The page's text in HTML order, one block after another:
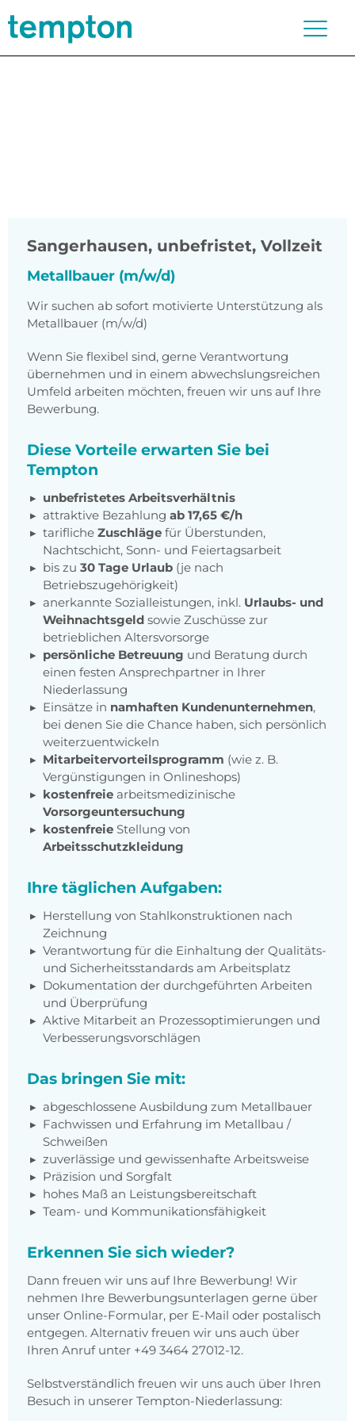
Sangerhausen, unbefristet, Vollzeit
Metallbauer (m/w/d)
Wir suchen ab sofort motivierte Unterstützung als
Metallbauer (m/w/d)
Wenn Sie flexibel sind, gerne Verantwortung
übernehmen und in einem abwechslungsreichen
Umfeld arbeiten möchten, freuen wir uns auf Ihre
Bewerbung.
Diese Vorteile erwarten Sie bei
Tempton
unbefristetes Arbeitsverhältnis
attraktive Bezahlung ab 17,65 €/h
tarifliche Zuschläge für Überstunden,
Nachtschicht, Sonn- und Feiertagsarbeit
bis zu 30 Tage Urlaub (je nach
Betriebszugehörigkeit)
anerkannte Sozialleistungen, inkl. Urlaubs- und
Weihnachtsgeld sowie Zuschüsse zur
betrieblichen Altersvorsorge
persönliche Betreuung und Beratung durch
einen festen Ansprechpartner in Ihrer
Niederlassung
Einsätze in namhaften Kundenunternehmen,
bei denen Sie die Chance haben, sich persönlich
weiterzuentwickeln
Mitarbeitervorteilsprogramm (wie z. B.
Vergünstigungen in Onlineshops)
kostenfreie arbeitsmedizinische
Vorsorgeuntersuchung
kostenfreie Stellung von
Arbeitsschutzkleidung
Ihre täglichen Aufgaben:
Herstellung von Stahlkonstruktionen nach
Zeichnung
Verantwortung für die Einhaltung der Qualitäts-
und Sicherheitsstandards am Arbeitsplatz
Dokumentation der durchgeführten Arbeiten
und Überprüfung
Aktive Mitarbeit an Prozessoptimierungen und
Verbesserungsvorschlägen
Das bringen Sie mit:
abgeschlossene Ausbildung zum Metallbauer
Fachwissen und Erfahrung im Metallbau /
Schweißen
zuverlässige und gewissenhafte Arbeitsweise
Präzision und Sorgfalt
hohes Maß an Leistungsbereitschaft
Team- und Kommunikationsfähigkeit
Erkennen Sie sich wieder?
Dann freuen wir uns auf Ihre Bewerbung! Wir
nehmen Ihre Bewerbungsunterlagen gerne über
unser Online-Formular, per E-Mail oder postalisch
entgegen. Alternativ freuen wir uns auch über
Ihren Anruf unter +49 3464 27012-12.
Selbstverständlich freuen wir uns auch über Ihren
Besuch in unserer Tempton-Niederlassung: